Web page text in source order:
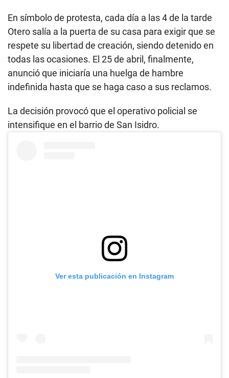
En símbolo de protesta, cada día a las 4 de la tarde
Otero salía a la puerta de su casa para exigir que se
respete su libertad de creación, siendo detenido en
todas las ocasiones. El 25 de abril, finalmente,
anunció que iniciaría una huelga de hambre
indefinida hasta que se haga caso a sus reclamos.
La decisión provocó que el operativo policial se
intensifique en el barrio de San Isidro.
Ver esta publicación en Instagram